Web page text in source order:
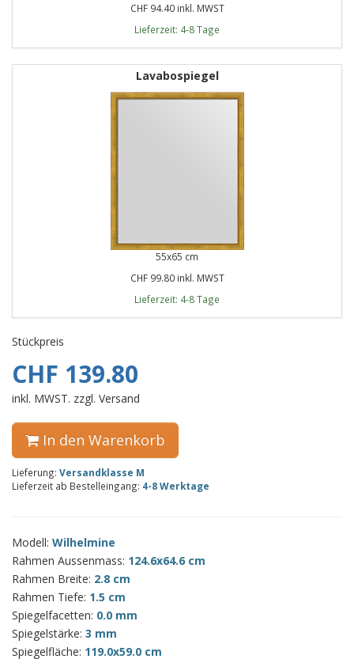
CHF 94.40 inkl. MWST
Lieferzeit: 4-8 Tage
Lavabospiegel
55x65 cm
CHF 99.80 inkl. MWST
Lieferzeit: 4-8 Tage
Stückpreis
CHF 139.80
inkl. MWST. zzgl. Versand
In den Warenkorb
Lieferung: Versandklasse M
Lieferzeit ab Bestelleingang: 4-8 Werktage
Modell: Wilhelmine
Rahmen Aussenmass: 124.6x64.6 cm
Rahmen Breite: 2.8 cm
Rahmen Tiefe: 1.5 cm
Spiegelfacetten: 0.0 mm
Spiegelstärke: 3 mm
Spiegelfläche: 119.0x59.0 cm